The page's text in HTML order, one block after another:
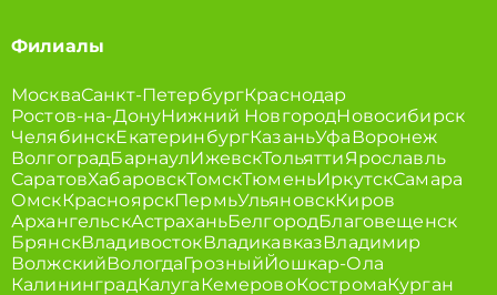
Филиалы
МоскваСанкт-ПетербургКраснодар
Ростов-на-ДонуНижний НовгородНовосибирск
ЧелябинскЕкатеринбургКазаньУфаВоронеж
ВолгоградБарнаулИжевскТольяттиЯрославль
СаратовХабаровскТомскТюменьИркутскСамара
ОмскКрасноярскПермьУльяновскКиров
АрхангельскАстраханьБелгородБлаговещенск
БрянскВладивостокВладикавказВладимир
ВолжскийВологдаГрозныйЙошкар-Ола
КалининградКалугаКемеровоКостромаКурган